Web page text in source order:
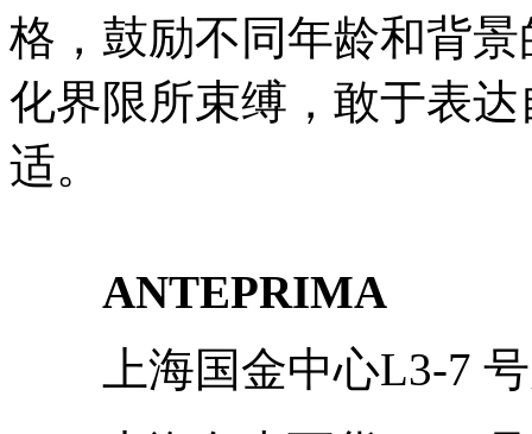
格，鼓励不同年龄和背
化界限所束缚，敢于表
适。
ANTEPRIMA
上海国金中心L3-7 号